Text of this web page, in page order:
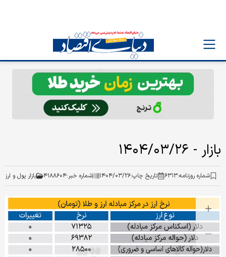
بازار - ۱۴۰۴/۰۳/۲۶
شماره روزنامه:۶۳۱۳ تاریخ چاپ:۱۴۰۴/۰۳/۲۶ شماره خبر:۴۱۸۸۶۰۴ بازار پول و ارز